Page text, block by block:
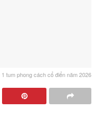
tum phong cách cổ điển năm 2026